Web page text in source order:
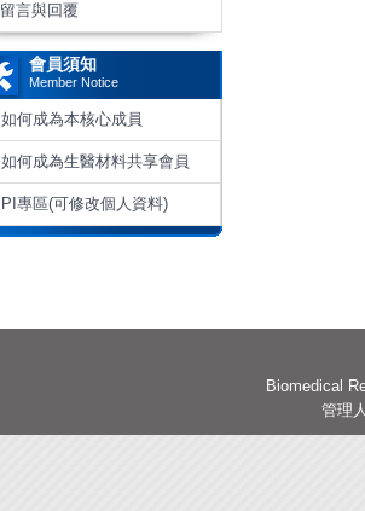
留言與回覆
會員須知
Member Notice
如何成為本核心成員
如何成為生醫材料共享會員
PI專區(可修改個人資料)
Biomedical
管理